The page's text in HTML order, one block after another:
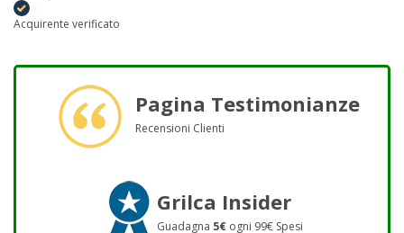
Acquirente verificato
Pagina Testimonianze
Recensioni Clienti
Grilca Insider
Guadagna 5€ ogni 99€ Spesi